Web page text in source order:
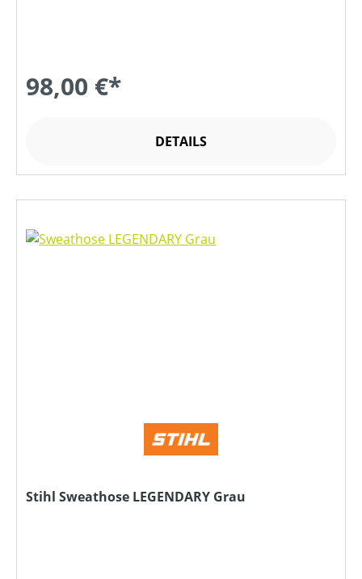
98,00 €*
DETAILS
Stihl Sweathose LEGENDARY Grau